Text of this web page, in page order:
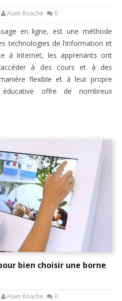
Alain Roache 0
en ligne, est une méthode
technologies de l’information et
à Internet, les apprenants ont
à des cours et à des
flexible et à leur propre
offre de nombreux
bien choisir une borne
Alain Roache 0